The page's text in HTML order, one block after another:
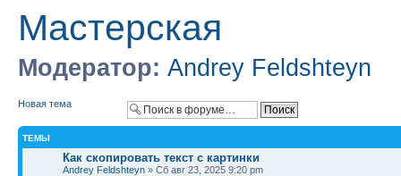
Мастерская
Модератор: Andrey Feldshteyn
Новая тема
ТЕМЫ
Как скопировать текст с картинки
Andrey Feldshteyn » Сб авг 23, 2025 9:20 pm